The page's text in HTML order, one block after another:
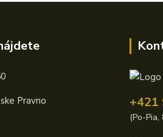
Pravno
+421
(Po-Pia,